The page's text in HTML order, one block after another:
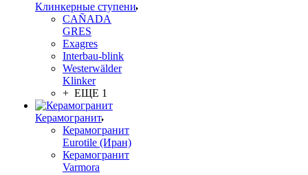
Клинкерные ступени
CAÑADA
GRES
Exagres
Interbau-blink
Westerwälder
Klinker
+ ЕЩЕ 1
Керамогранит
Керамогранит
Eurotile (Иран)
Керамогранит
Varmora